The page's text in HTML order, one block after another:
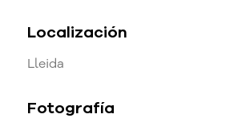
Localización
Lleida
Fotografía